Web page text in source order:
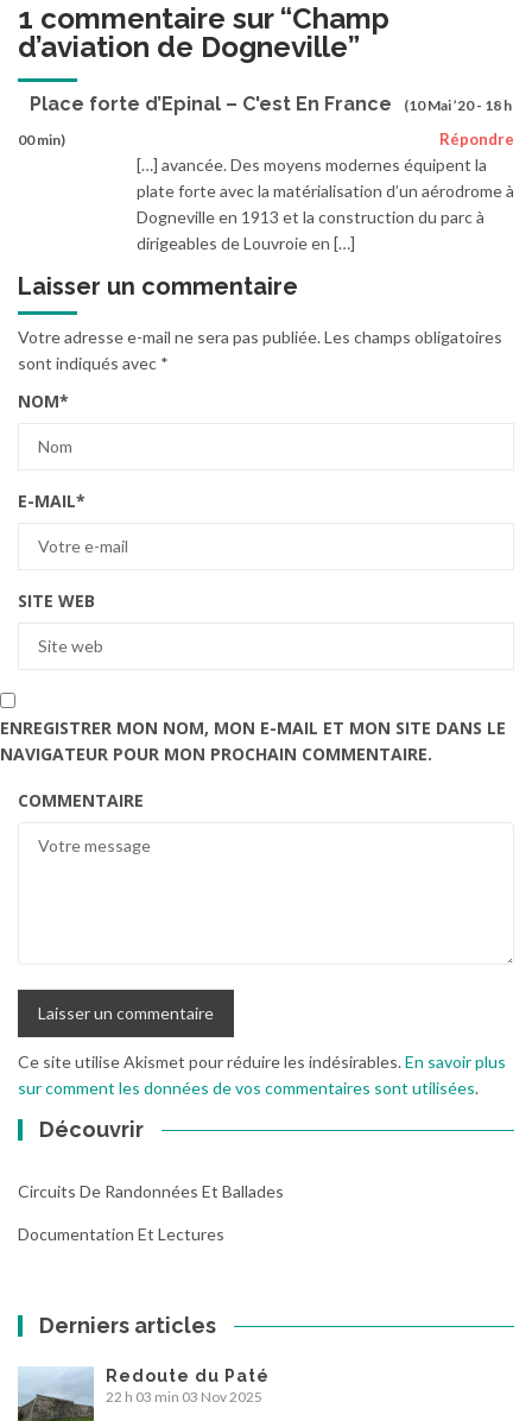
1 commentaire sur “Champ
d’aviation de Dogneville”
Place forte d’Epinal – C'est En France
(10 Mai ’20 - 18 h
00 min)
Répondre
[…] avancée. Des moyens modernes équipent la
plate forte avec la matérialisation d’un aérodrome à
Dogneville en 1913 et la construction du parc à
dirigeables de Louvroie en […]
Laisser un commentaire
Votre adresse e-mail ne sera pas publiée.Les champs obligatoires
sont indiqués avec *
NOM*
E-MAIL*
SITE WEB
ENREGISTRER MON NOM, MON E-MAIL ET MON SITE DANS LE
NAVIGATEUR POUR MON PROCHAIN COMMENTAIRE.
COMMENTAIRE
Ce site utilise Akismet pour réduire les indésirables.En savoir plus
sur comment les données de vos commentaires sont utilisées.
Découvrir
Circuits De Randonnées Et Ballades
Documentation Et Lectures
Derniers articles
Redoute du Paté
22 h 03 min 03 Nov 2025